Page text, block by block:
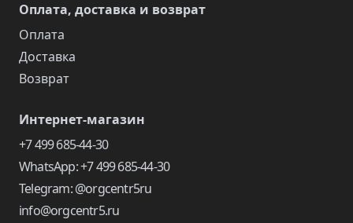
Оплата, доставка и возврат
Оплата
Доставка
Возврат
Интернет-магазин
+7 499 685-44-30
WhatsApp: +7 499 685-44-30
Telegram: @orgcentr5ru
info@orgcentr5.ru